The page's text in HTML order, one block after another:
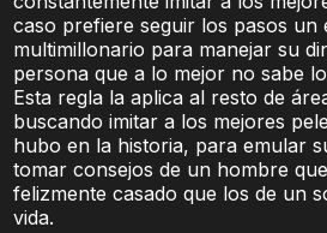
caso prefiere seguir los pasos un
multimillonario para manejar su
persona que a lo mejor no sabe
Esta regla la aplica al resto de
buscando imitar a los mejores
hubo en la historia, para emular
tomar consejos de un hombre
felizmente casado que los de un
vida.